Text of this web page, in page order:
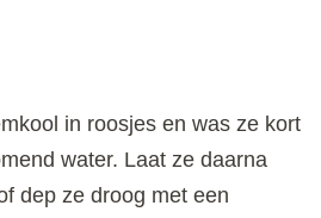
in roosjes en was ze kort
water. Laat ze daarna
dep ze droog met een